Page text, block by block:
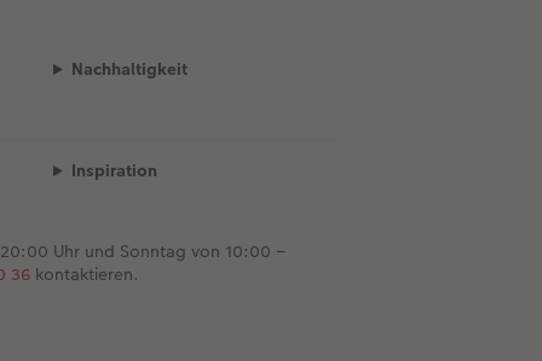
Nachhaltigkeit
Inspiration
Uhr und Sonntag von 10:00 –
36 kontaktieren.